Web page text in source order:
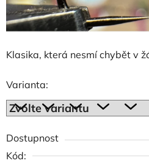
Klasika, která nesmí chybět v
Varianta:
Dostupnost
Kód: